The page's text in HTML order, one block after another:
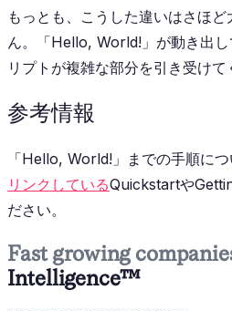
もっとも、こうした違いはさほ
ん。「Hello, World!」が動き出
リプトが複雑な部分を引き受けて
参考情報
「Hello, World!」までの手順につ
リンクしているQuickstartや
ださい。
Fast growing
Intelligence™